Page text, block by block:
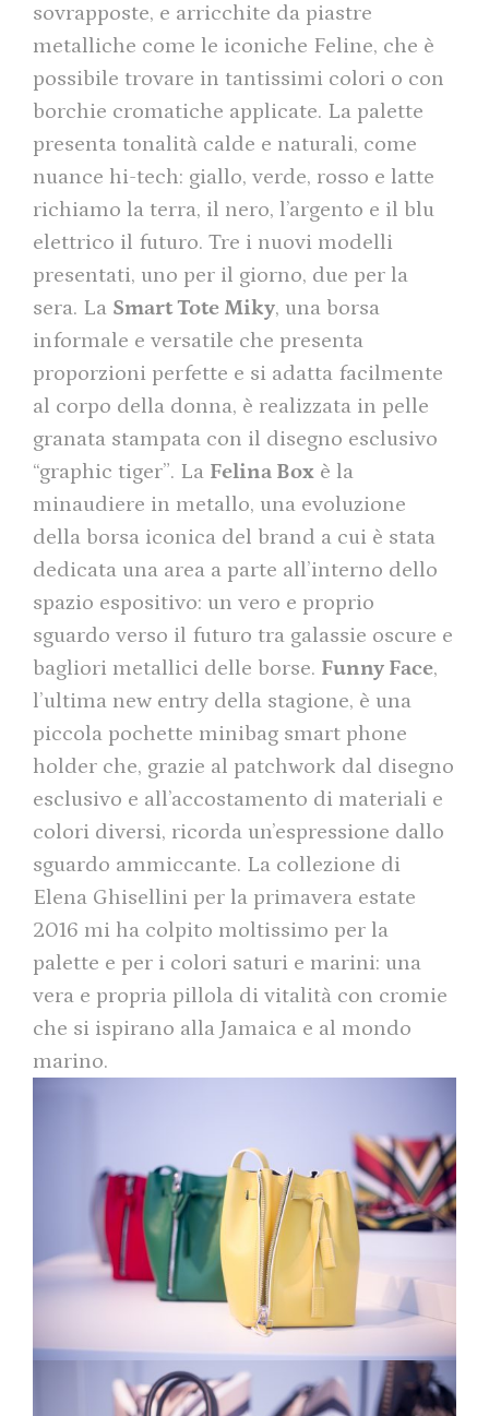
sovrapposte, e arricchite da piastre
metalliche come le iconiche Feline, che è
possibile trovare in tantissimi colori o con
borchie cromatiche applicate. La palette
presenta tonalità calde e naturali, come
nuance hi-tech: giallo, verde, rosso e latte
richiamo la terra, il nero, l’argento e il blu
elettrico il futuro. Tre i nuovi modelli
presentati, uno per il giorno, due per la
sera. La Smart Tote Miky, una borsa
informale e versatile che presenta
proporzioni perfette e si adatta facilmente
al corpo della donna, è realizzata in pelle
granata stampata con il disegno esclusivo
“graphic tiger”. La Felina Box è la
minaudiere in metallo, una evoluzione
della borsa iconica del brand a cui è stata
dedicata una area a parte all’interno dello
spazio espositivo: un vero e proprio
sguardo verso il futuro tra galassie oscure e
bagliori metallici delle borse. Funny Face,
l’ultima new entry della stagione, è una
piccola pochette minibag smart phone
holder che, grazie al patchwork dal disegno
esclusivo e all’accostamento di materiali e
colori diversi, ricorda un’espressione dallo
sguardo ammiccante. La collezione di
Elena Ghisellini per la primavera estate
2016 mi ha colpito moltissimo per la
palette e per i colori saturi e marini: una
vera e propria pillola di vitalità con cromie
che si ispirano alla Jamaica e al mondo
marino.